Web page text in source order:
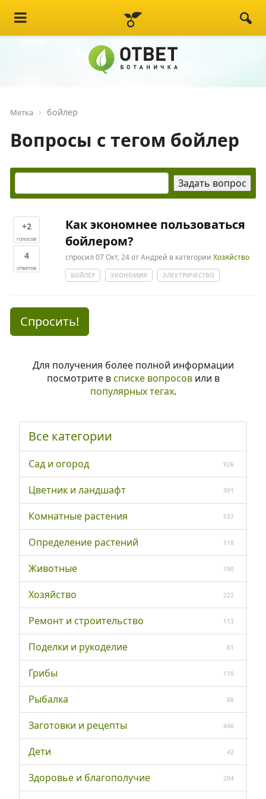
Метка бойлер
Вопросы с тегом бойлер
+2
голосов
4
ответов
Как экономнее пользоваться
бойлером?
спросил 07 Окт, 24отАндрей в категорииХозяйство
БОЙЛЕР ЭКОНОМИЯ ЭЛЕКТРИЧЕСТВО
Спросить!
Для получения более полной информации
посмотрите всписке вопросовили в
популярных тегах.
Все категории
Сад и огород 926
Цветник и ландшафт 391
Комнатные растения 537
Определение растений 118
Животные 190
Хозяйство 222
Ремонт и строительство 113
Поделки и рукоделие 81
Грибы 110
Рыбалка 88
Заготовки и рецепты 446
Дети 42
Здоровье и благополучие 204